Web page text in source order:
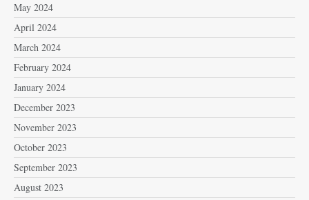
May 2024
April 2024
March 2024
February 2024
January 2024
December 2023
November 2023
October 2023
September 2023
August 2023